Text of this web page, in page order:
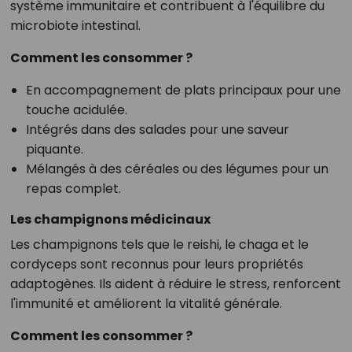
système immunitaire et contribuent à l'équilibre du
microbiote intestinal.
Comment les consommer ?
En accompagnement de plats principaux pour une
touche acidulée.
Intégrés dans des salades pour une saveur
piquante.
Mélangés à des céréales ou des légumes pour un
repas complet.
Les champignons médicinaux
Les champignons tels que le reishi, le chaga et le
cordyceps sont reconnus pour leurs propriétés
adaptogènes. Ils aident à réduire le stress, renforcent
l'immunité et améliorent la vitalité générale.
Comment les consommer ?